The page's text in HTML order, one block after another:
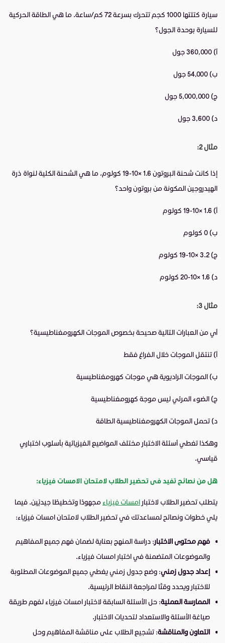
سيارة كتلتها 1000 كجم تتحرك بسرعة 72 كم/ساعة. ما هي الطاقة الحركية
للسيارة بوحدة الجول؟
أ) 360,000 جول
ب) 54,000 جول
ج) 5,000,000 جول
د) 3,600 جول
مثال 2:
إذا كانت شحنة البروتون 1.6 ×10-19 كولوم، ما هي الشحنة الكلية لنواة ذرة
الهيدروجين المكونة من بروتون واحد؟
أ) 1.6 ×10-19 كولوم
ب) 0 كولوم
ج) 3.2 ×10-19 كولوم
د) 1.6 ×10-20 كولوم
مثال 3:
أي من العبارات التالية صحيحة بخصوص الموجات الكهرومغناطيسية؟
أ) تنتقل الموجات خلال الفراغ فقط
ب) الموجات الراديوية هي موجات كهرومغناطيسية
ج) الضوء المرئي ليس موجة كهرومغناطيسية
د) تحمل الموجات الكهرومغناطيسية الطاقة
وهكذا تغطي أسئلة الاختبار مختلف المواضيع الفيزيائية بأسلوب اختباري
قياسي.
هل من نصائح تفيد فى تحضير الطلاب لامتحان الامسات فيزياء:
يتطلب تحضير الطلاب لاختبار امسات فيزياء مجهودًا وتخطيطًا جيديًين. فيما
يلي خطوات ونصائح لمساعدتك في تحضير الطلاب لامتحان امسات فيزياء:
فهم محتوى الاختبار: دراسة المنهج بعناية لضمان فهم جميع المفاهيم
والموضوعات المتضمنة في اختبار امسات فيزياء.
إعداد جدول زمني: وضع جدول زمني يغطي جميع الموضوعات المطلوبة
للاختبار ويحدد وقتًا لمراجعة النقاط الرئيسية.
الممارسة العملية: حل الأسئلة السابقة لاختبار امسات فيزياء لفهم طريقة
صياغة الأسئلة والاستعداد لتحديات الاختبار.
التعاون والمناقشة: تشجيع الطلاب على مناقشة المفاهيم وحل